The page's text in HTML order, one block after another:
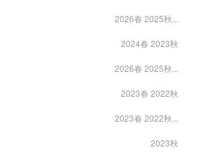
2026春 2025秋...
2024春 2023秋
2026春 2025秋...
2023春 2022秋
2023春 2022秋...
2023秋